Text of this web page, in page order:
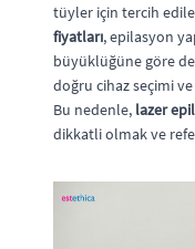
tüyler için tercih
fiyatları, epilasyon
büyüklüğüne göre
doğru cihaz seçimi ve
Bu nedenle, lazer
dikkatli olmak ve